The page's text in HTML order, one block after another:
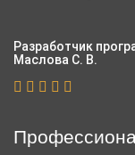
Разработчик
Маслова С. В.